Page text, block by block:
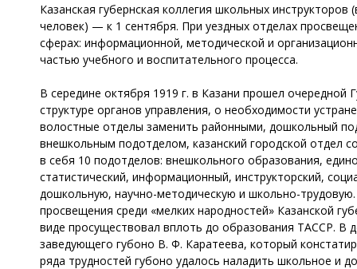
Казанская губернская коллегия школьных
человек) — к 1 сентября. При уездных отделах
сферах: информационной, методической и
частью учебного и воспитательного процесса.
В середине октября 1919 г. в Казани прошел
структуре органов управления, о необходимости
волостные отделы заменить районными, дошкольный
внешкольным подотделом, казанский городской отдел
в себя 10 подотделов: внешкольного образования,
статистический, информационный, инструкторский,
дошкольную, научно-методическую и школьно-
просвещения среди «мелких народностей» Казанской
виде просуществовал вплоть до образования ТАССР. В
заведующего губоно В. Ф. Каратеева, который
ряда трудностей губоно удалось наладить школьное и